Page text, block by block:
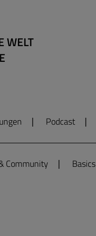
WELT
Podcast
Community Basics